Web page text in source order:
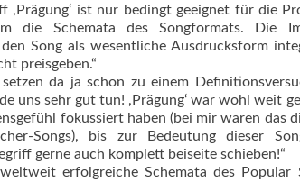
,Prägung‘ ist nur bedingt geeignet für die
die Schemata des Songformats. Die
Song als wesentliche Ausdrucksform
preisgeben.“
da ja schon zu einem
uns sehr gut tun! ,Prägung‘ war wohl weit
fokussiert haben (bei mir waren das
Songs), bis zur Bedeutung dieser
gerne auch komplett beiseite schieben!“
erfolgreiche Schemata des Popular